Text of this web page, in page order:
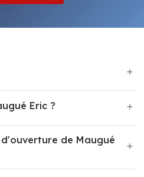
Eric ?
de Maugué